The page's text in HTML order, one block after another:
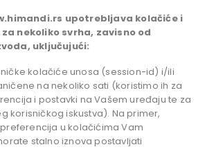
upotrebljava kolačiće i
nekoliko svrha, zavisno od
uključujući:
kolačiće unosa (session-id) i/ili
na nekoliko sati (koristimo ih za
i postavki na Vašem uređaju te za
korisničkog iskustva). Na primer,
u kolačićima Vam
stalno iznova postavljati